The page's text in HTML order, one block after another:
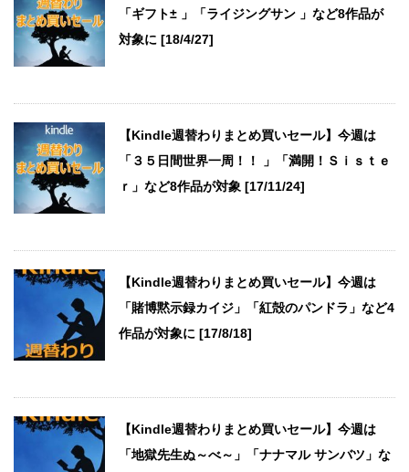
「ギフト± 」「ライジングサン 」など8作品が
対象に [18/4/27]
【Kindle週替わりまとめ買いセール】今週は
「３５日間世界一周！！ 」「満開！Ｓｉｓｔｅ
ｒ」など8作品が対象 [17/11/24]
【Kindle週替わりまとめ買いセール】今週は
「賭博黙示録カイジ」「紅殻のパンドラ」など4
作品が対象に [17/8/18]
【Kindle週替わりまとめ買いセール】今週は
「地獄先生ぬ～べ～」「ナナマル サンバツ」な